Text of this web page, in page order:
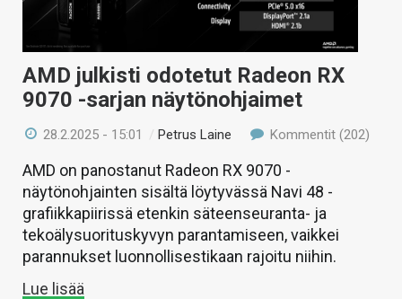
AMD julkisti odotetut Radeon RX
9070 -sarjan näytönohjaimet
28.2.2025 - 15:01 /Petrus Laine Kommentit (202)
AMD on panostanut Radeon RX 9070 -
näytönohjainten sisältä löytyvässä Navi 48 -
grafiikkapiirissä etenkin säteenseuranta- ja
tekoälysuorituskyvyn parantamiseen, vaikkei
parannukset luonnollisestikaan rajoitu niihin.
Lue lisää